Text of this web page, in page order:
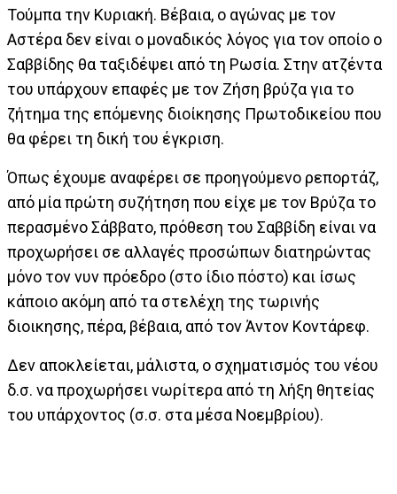
Τούμπα την Κυριακή. Βέβαια, ο αγώνας με τον
Αστέρα δεν είναι ο μοναδικός λόγος για τον οποίο ο
Σαββίδης θα ταξιδέψει από τη Ρωσία. Στην ατζέντα
του υπάρχουν επαφές με τον Ζήση βρύζα για το
ζήτημα της επόμενης διοίκησης Πρωτοδικείου που
θα φέρει τη δική του έγκριση.
Όπως έχουμε αναφέρει σε προηγούμενο ρεπορτάζ,
από μία πρώτη συζήτηση που είχε με τον Βρύζα το
περασμένο Σάββατο, πρόθεση του Σαββίδη είναι να
προχωρήσει σε αλλαγές προσώπων διατηρώντας
μόνο τον νυν πρόεδρο (στο ίδιο πόστο) και ίσως
κάποιο ακόμη από τα στελέχη της τωρινής
διοικησης, πέρα, βέβαια, από τον Άντον Κοντάρεφ.
Δεν αποκλείεται, μάλιστα, ο σχηματισμός του νέου
δ.σ. να προχωρήσει νωρίτερα από τη λήξη θητείας
του υπάρχοντος (σ.σ. στα μέσα Νοεμβρίου).